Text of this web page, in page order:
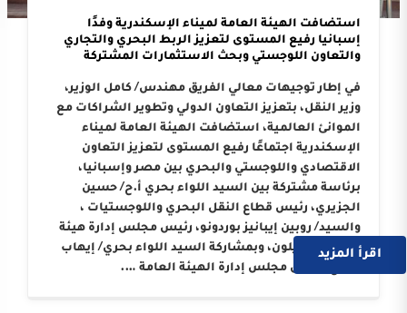
استضافت الهيئة العامة لميناء الإسكندرية وفدًا
إسبانيا رفيع المستوى لتعزيز الربط البحري والتجاري
والتعاون اللوجستي وبحث الاستثمارات المشتركة
في إطار توجيهات معالي الفريق مهندس/ كامل الوزير،
وزير النقل، بتعزيز التعاون الدولي وتطوير الشراكات مع
الموانئ العالمية، استضافت الهيئة العامة لميناء
الإسكندرية اجتماعًا رفيع المستوى لتعزيز التعاون
الاقتصادي واللوجستي والبحري بين مصر وإسبانيا،
برئاسة مشتركة بين السيد اللواء بحري أ.ح/ حسين
الجزيري، رئيس قطاع النقل البحري واللوجستيات ،
والسيد/ روبين إيبانيز بوردونو، رئيس مجلس إدارة هيئة
ميناء كاستيلون، وبمشاركة السيد اللواء بحري/ إيهاب
صلاح، رئيس مجلس إدارة الهيئة العامة ….
اقرأ المزيد